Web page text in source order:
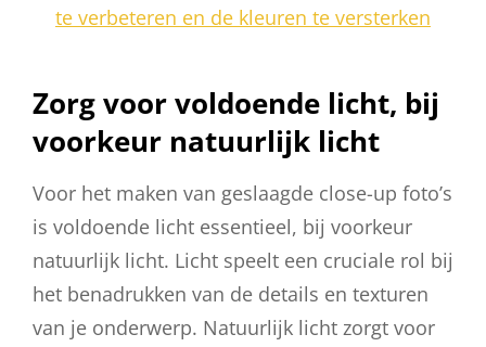
te verbeteren en de kleuren te versterken
Zorg voor voldoende licht, bij
voorkeur natuurlijk licht
Voor het maken van geslaagde close-up foto’s
is voldoende licht essentieel, bij voorkeur
natuurlijk licht. Licht speelt een cruciale rol bij
het benadrukken van de details en texturen
van je onderwerp. Natuurlijk licht zorgt voor